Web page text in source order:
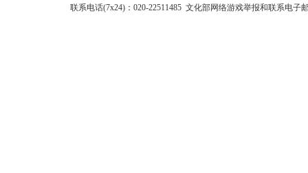
联系电话(7x24)：020-22511485 文化部网络游戏举报和联系电